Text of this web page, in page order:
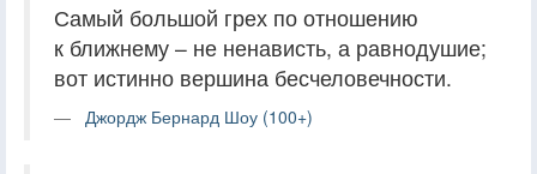
Самый большой грех по отношению
к ближнему – не ненависть, а равнодушие;
вот истинно вершина бесчеловечности.
Джордж Бернард Шоу (100+)